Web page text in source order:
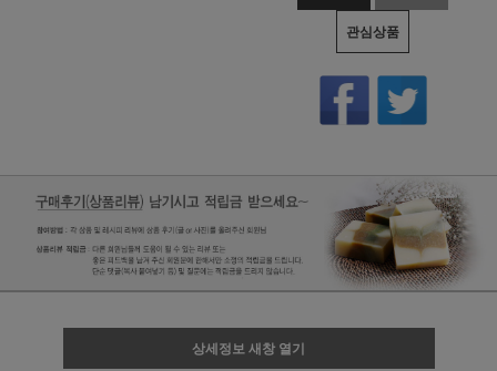
관심상품
상세정보 새창 열기